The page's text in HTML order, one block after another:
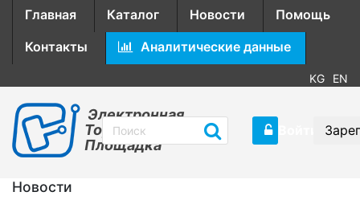
Главная Каталог Новости
Помощь
Контакты
Аналитические данные
KG EN
Электронная
Торговая
Площадка
Новости